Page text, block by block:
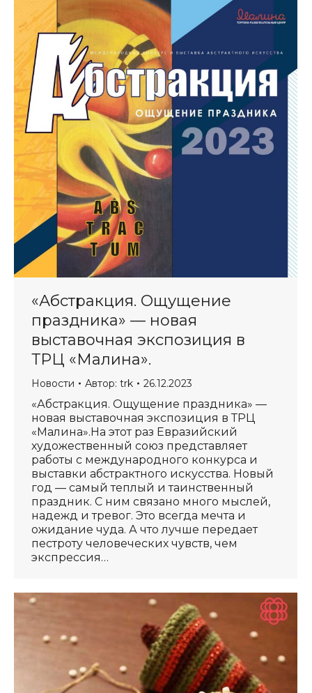
«Абстракция. Ощущение
праздника» — новая
выставочная экспозиция в
ТРЦ «Малина».
Новости Автор: trk 26.12.2023
«Абстракция. Ощущение праздника» —
новая выставочная экспозиция в ТРЦ
«Малина».На этот раз Евразийский
художественный союз представляет
работы с международного конкурса и
выставки абстрактного искусства. Новый
год — самый теплый и таинственный
праздник. С ним связано много мыслей,
надежд и тревог. Это всегда мечта и
ожидание чуда. А что лучше передает
пестроту человеческих чувств, чем
экспрессия…